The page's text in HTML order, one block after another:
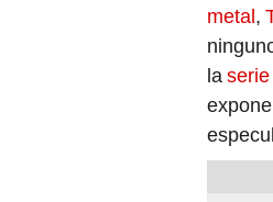
metal,
la